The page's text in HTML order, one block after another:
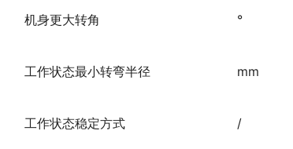
机身更大转角 °
工作状态最小转弯半径 mm
工作状态稳定方式 /